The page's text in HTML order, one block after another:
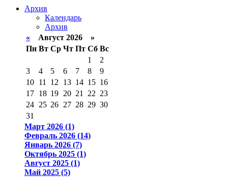
Архив
Календарь
Архив
« Август 2026 »
Пн Вт Ср Чт Пт Сб Вс
1
2
3
4 5 6 7 8
9
10 11 12 13 14 15 16
17 18 19 20 21 22 23
24 25 26 27 28 29 30
31
Март 2026 (1)
Февраль 2026 (14)
Январь 2026 (7)
Октябрь 2025 (1)
Август 2025 (1)
Май 2025 (5)